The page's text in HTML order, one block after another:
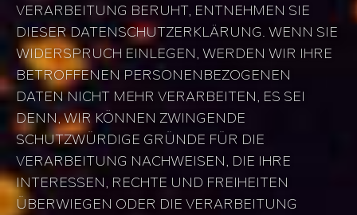
VERARBEITUNG BERUHT, ENTNEHMEN SIE
DIESER DATENSCHUTZERKLÄRUNG. WENN SIE
WIDERSPRUCH EINLEGEN, WERDEN WIR IHRE
BETROFFENEN PERSONENBEZOGENEN
DATEN NICHT MEHR VERARBEITEN, ES SEI
DENN, WIR KÖNNEN ZWINGENDE
SCHUTZWÜRDIGE GRÜNDE FÜR DIE
VERARBEITUNG NACHWEISEN, DIE IHRE
INTERESSEN, RECHTE UND FREIHEITEN
ÜBERWIEGEN ODER DIE VERARBEITUNG